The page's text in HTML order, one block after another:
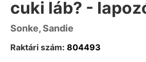
cuki láb? -
Sonke, Sandie
Raktári szám: 804493